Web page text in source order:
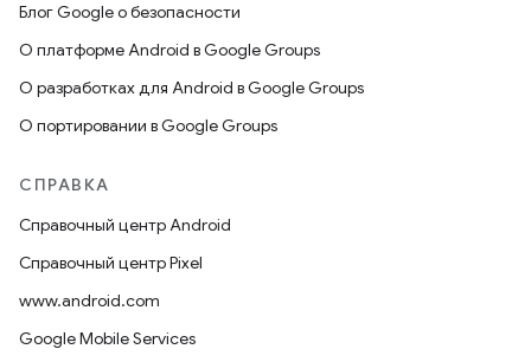
Блог Google о безопасности
О платформе Android в Google Groups
О разработках для Android в Google Groups
О портировании в Google Groups
СПРАВКА
Справочный центр Android
Справочный центр Pixel
www.android.com
Google Mobile Services